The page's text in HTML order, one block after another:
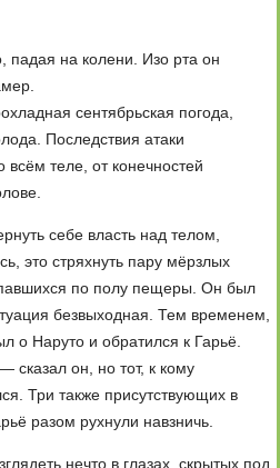
на колени. Изо рта он
сентябрьская погода,
Последствия атаки
всём теле, от конечностей
себе власть над телом,
это стряхнуть пару мёрзлых
по полу пещеры. Он был
безвыходная. Тем временем,
о Наруто и обратился к Гарьё.
он, но тот, к кому
Три также присутствующих в
разом рухнули навзничь.
нечто в глазах, скрытых под